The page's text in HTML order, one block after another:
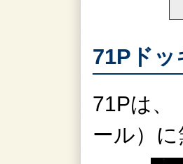
71Pド
71Pは、
ール）